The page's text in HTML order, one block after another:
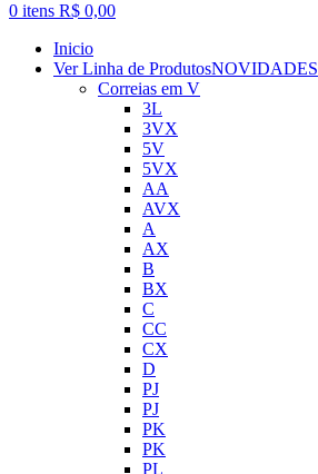
0 itens R$ 0,00
Inicio
Ver Linha de ProdutosNOVIDADES
Correias em V
3L
3VX
5V
5VX
AA
AVX
A
AX
B
BX
C
CC
CX
D
PJ
PJ
PK
PK
PL